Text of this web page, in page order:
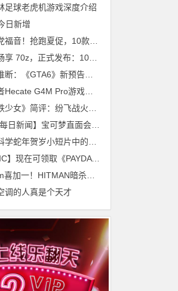
足球老虎机游戏深度介绍
日新增
促，10款新史低来袭，又是一波大背刺！
70z，正式发布：1099元起
GTA6》新预告或于11月22日发布
游戏鼠标:是稚嫩处女作，还是有力搅局者？
》简评：纷飞战火中的不屈玫瑰
梦直面会正式公布；王国之泪头像素材上架
年贺岁小短片中的男女主是谁？
取《PAYDAY 2》，下周则赠送二款游戏
暗杀世界限时24小时免费领取
调的人真是个天才